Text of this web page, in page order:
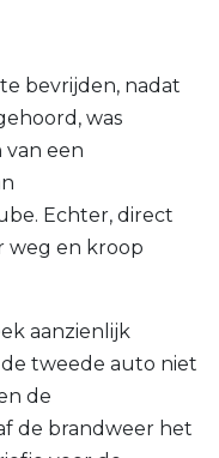
bevrijden, nadat
was
een
Echter, direct
weg en kroop
aanzienlijk
de tweede auto niet
de
de brandweer het